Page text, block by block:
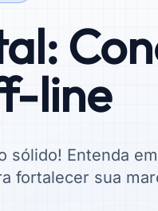
line
sólido! Entenda
fortalecer sua